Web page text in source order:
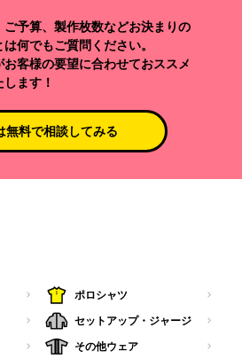
予算、製作枚数などお決まりの
何でもご質問ください。
客様の要望に合わせておススメ
ます！
無料で相談してみる
ポロシャツ
セットアップ・ジャージ
その他ウェア